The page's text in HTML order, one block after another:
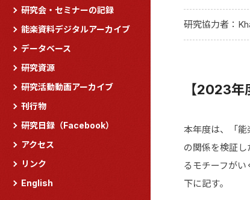
研究会・セミナーの記録
能楽資料デジタルアーカイブ
データベース
研究資源
研究活動動画アーカイブ
刊行物
研究日録（Facebook）
アクセス
リンク
English
研究協力者：
【2023
本年度は、「
の関係を検証
るモチーフが
下に記す。